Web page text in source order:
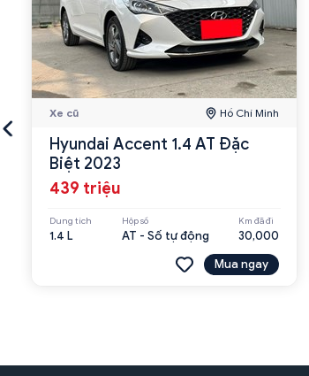
Xe cũ Hồ Chí Minh
Hyundai Accent 1.4 AT Đặc
Biệt 2023
439 triệu
Dung tích
1.4 L
Hộp số
AT - Số tự động
Km đã đi
30,000
Mua ngay